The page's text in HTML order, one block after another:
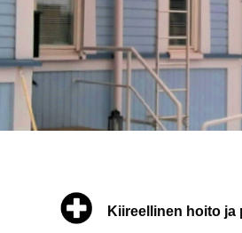
Kiireellinen hoito ja